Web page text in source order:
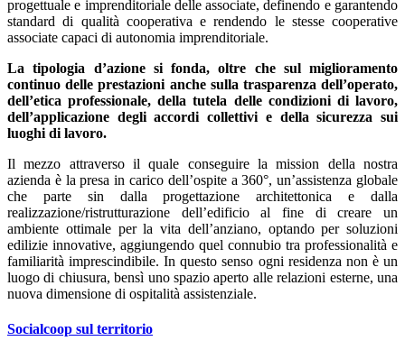
progettuale e imprenditoriale delle associate, definendo e garantendo
standard di qualità cooperativa e rendendo le stesse cooperative
associate capaci di autonomia imprenditoriale.
La tipologia d’azione si fonda, oltre che sul miglioramento
continuo delle prestazioni anche sulla trasparenza dell’operato,
dell’etica professionale, della tutela delle condizioni di lavoro,
dell’applicazione degli accordi collettivi e della sicurezza sui
luoghi di lavoro.
Il mezzo attraverso il quale conseguire la mission della nostra
azienda è la presa in carico dell’ospite a 360°, un’assistenza globale
che parte sin dalla progettazione architettonica e dalla
realizzazione/ristrutturazione dell’edificio al fine di creare un
ambiente ottimale per la vita dell’anziano, optando per soluzioni
edilizie innovative, aggiungendo quel connubio tra professionalità e
familiarità imprescindibile. In questo senso ogni residenza non è un
luogo di chiusura, bensì uno spazio aperto alle relazioni esterne, una
nuova dimensione di ospitalità assistenziale.
Socialcoop sul territorio